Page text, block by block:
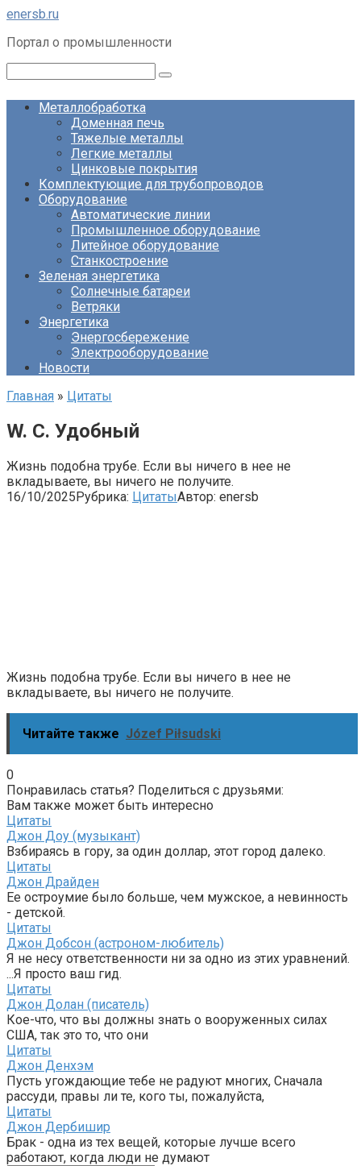
Перейти
контенту
enersb.ru
Портал о промышленности
Металлобработка
Доменная печь
Тяжелые металлы
Легкие металлы
Цинковые покрытия
Комплектующие для трубопроводов
Оборудование
Автоматические линии
Промышленное оборудование
Литейное оборудование
Станкостроение
Зеленая энергетика
Солнечные батареи
Ветряки
Энергетика
Энергосбережение
Электрооборудование
Новости
Главная » Цитаты
W. C. Удобный
Жизнь подобна трубе. Если вы ничего в нее не
вкладываете, вы ничего не получите.
16/10/2025Рубрика: ЦитатыАвтор: enersb
Жизнь подобна трубе. Если вы ничего в нее не
вкладываете, вы ничего не получите.
Читайте также Józef Piłsudski
0
Понравилась статья? Поделиться с друзьями:
Вам также может быть интересно
Цитаты
Джон Доу (музыкант)
Взбираясь в гору, за один доллар, этот город далеко.
Цитаты
Джон Драйден
Ее остроумие было больше, чем мужское, а невинность
- детской.
Цитаты
Джон Добсон (астроном-любитель)
Я не несу ответственности ни за одно из этих уравнений.
...Я просто ваш гид.
Цитаты
Джон Долан (писатель)
Кое-что, что вы должны знать о вооруженных силах
США, так это то, что они
Цитаты
Джон Денхэм
Пусть угождающие тебе не радуют многих, Сначала
рассуди, правы ли те, кого ты, пожалуйста,
Цитаты
Джон Дербишир
Брак - одна из тех вещей, которые лучше всего
работают, когда люди не думают